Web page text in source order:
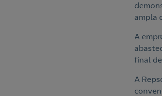
ampla
A
final
A